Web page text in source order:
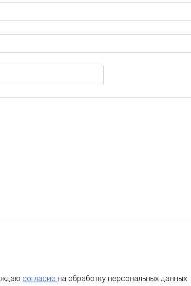
согласие на обработку персональных данных